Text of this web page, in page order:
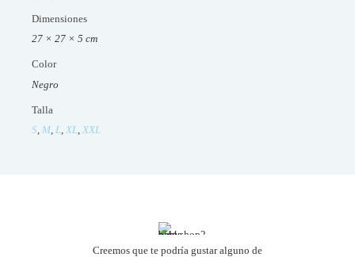
Dimensiones
27 × 27 × 5 cm
Color
Negro
Talla
S, M, L, XL, XXL
Creemos que te podría gustar alguno de